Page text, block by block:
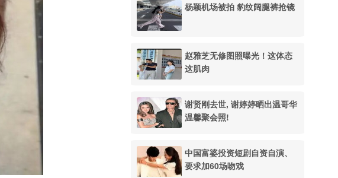
杨颖机场被拍 豹纹阔腿裤抢镜
赵雅芝无修图照曝光！这体态
这肌肉
谢贤刚去世, 谢婷婷晒出温哥华
温馨聚会照!
中国富婆投资短剧自资自演、
要求加60场吻戏